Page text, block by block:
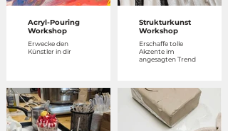
Acryl-Pouring
Workshop
Erwecke den
Künstler in dir
Strukturkunst
Workshop
Erschaffe tolle
Akzente im
angesagten Trend